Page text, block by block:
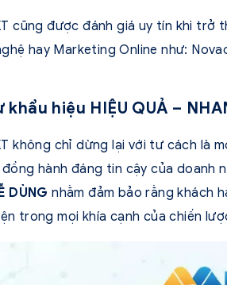
cũng được đánh giá uy tín khi trở
hay Marketing Online như:
hiệu HIỆU QUẢ –
không chỉ dừng lại với tư cách là
hành đáng tin cậy của doanh
DÙNG nhằm đảm bảo rằng khách
trong mọi khía cạnh của chiến